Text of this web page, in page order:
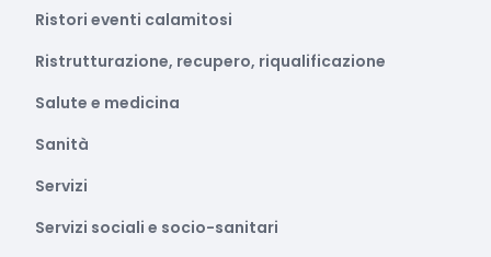
Ristori eventi calamitosi
Ristrutturazione, recupero, riqualificazione
Salute e medicina
Sanità
Servizi
Servizi sociali e socio-sanitari